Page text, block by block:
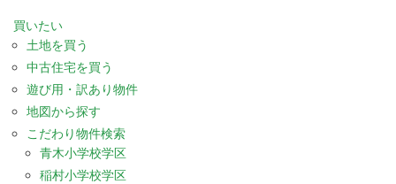
買いたい
土地を買う
中古住宅を買う
遊び用・訳あり物件
地図から探す
こだわり物件検索
青木小学校学区
稲村小学校学区